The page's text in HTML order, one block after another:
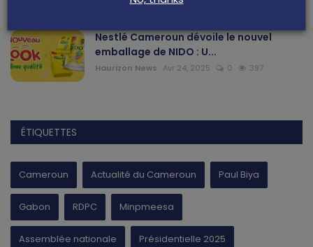
Nestlé Cameroun dévoile le nouvel
emballage de NIDO : U...
Haurizon News Avr 24, 2025 0 397
ÉTIQUETTES
Cameroun Actualité du Cameroun Paul Biya
Gabon RDPC Minpmeesa
Assemblée nationale Présidentielle 2025